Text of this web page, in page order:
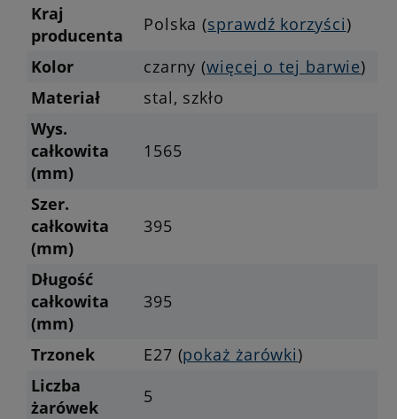
Kraj
producenta
Polska (sprawdź korzyści)
Kolor
czarny (więcej o tej barwie)
Materiał
stal, szkło
Wys.
całkowita
(mm)
1565
Szer.
całkowita
(mm)
395
Długość
całkowita
(mm)
395
Trzonek E27 (pokaż żarówki)
Liczba
żarówek
5